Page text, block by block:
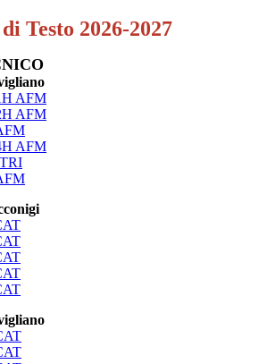
Testo 2026-2027
AFM
AFM
AFM